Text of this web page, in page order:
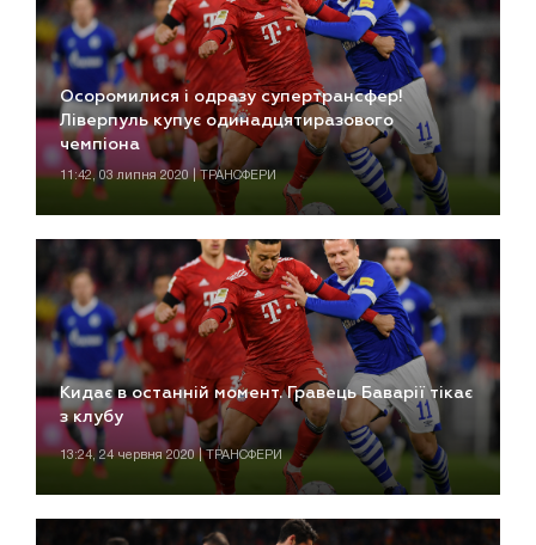
Осоромилися і одразу супертрансфер!
Ліверпуль купує одинадцятиразового
чемпіона
11:42, 03 липня 2020 | ТРАНСФЕРИ
Кидає в останній момент. Гравець Баварії тікає
з клубу
13:24, 24 червня 2020 | ТРАНСФЕРИ